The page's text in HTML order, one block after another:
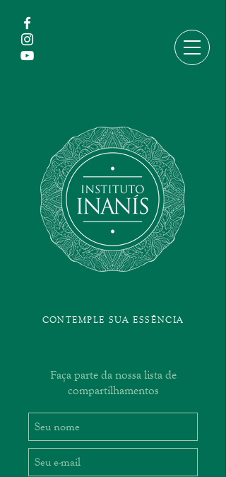
CONTEMPLE SUA ESSÊNCIA
Faça parte da nossa lista de
compartilhamentos